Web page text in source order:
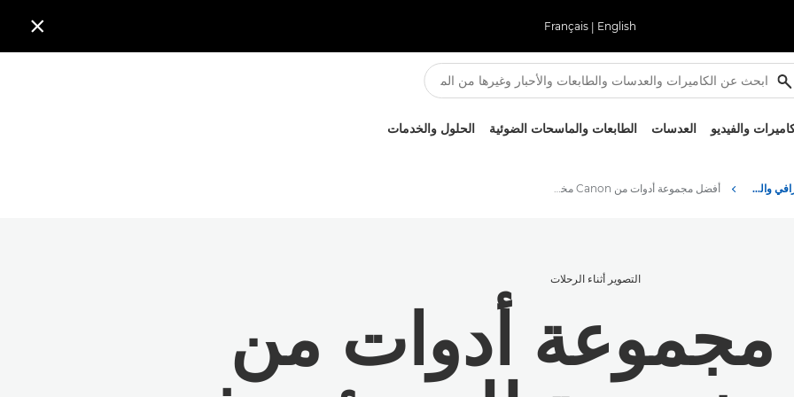
English
|
Français

والفيديو العدسات الطابعات والماسحات الضوئية الحلول والخدمات
نصائح حول التصوير الفوتوغرافي والطباعة وتقنياتها أفضل مجموعة أدوات من Canon مخصصة للمبتدئين في التصوير في أثناء الرحلات
التصوير أثناء الرحلات
أدوات من